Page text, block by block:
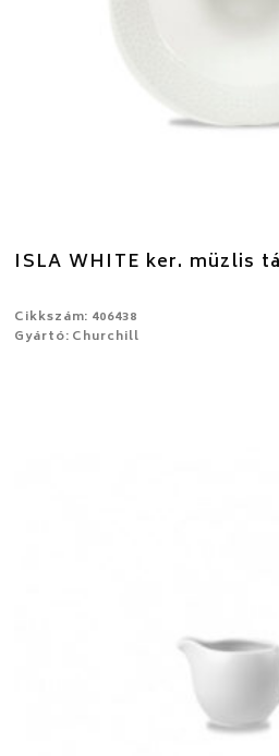
ISLA WHITE ker. müzlis
Cikkszám: 406438
Gyártó: Churchill